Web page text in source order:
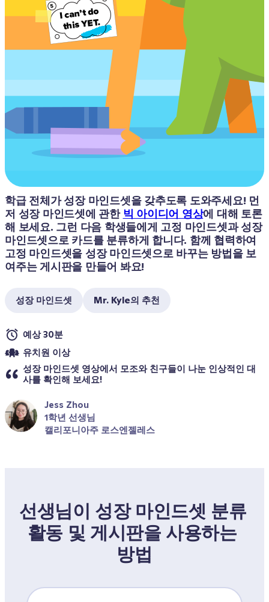
학급 전체가 성장 마인드셋을 갖추도록 도와주세요! 먼
저 성장 마인드셋에 관한 빅 아이디어 영상에 대해 토론
해 보세요. 그런 다음 학생들에게 고정 마인드셋과 성장
마인드셋으로 카드를 분류하게 합니다. 함께 협력하여
고정 마인드셋을 성장 마인드셋으로 바꾸는 방법을 보
여주는 게시판을 만들어 봐요!
성장 마인드셋 Mr. Kyle의 추천
예상 30분
유치원 이상
성장 마인드셋 영상에서 모조와 친구들이 나눈 인상적인 대
사를 확인해 보세요!
Jess Zhou
1학년 선생님
캘리포니아주 로스엔젤레스
선생님이 성장 마인드셋 분류
활동 및 게시판을 사용하는
방법